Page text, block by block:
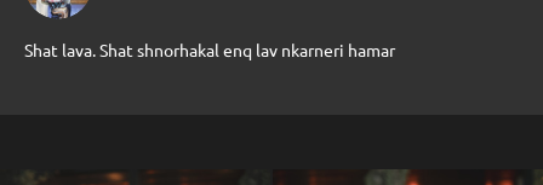
Shat lava. Shat shnorhakal enq lav nkarneri hamar